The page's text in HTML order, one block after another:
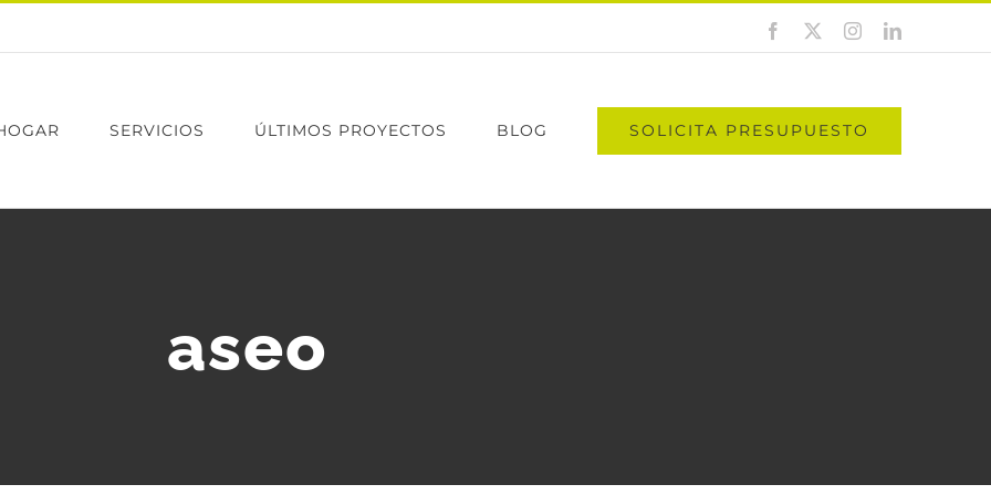
Facebook
X InstagramLinkedIn
SERVICIOS ÚLTIMOS PROYECTOS BLOG SOLICITA PRESUPUESTO
aseo